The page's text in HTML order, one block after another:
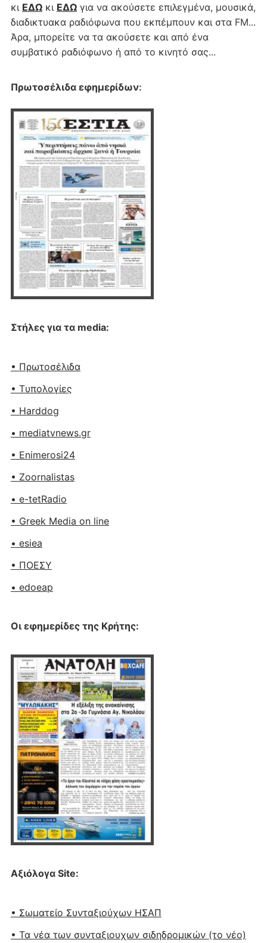
κι ΕΔΩκι ΕΔΩγια να ακούσετε επιλεγμένα, μουσικά,
διαδικτυακα ραδιόφωνα που εκπέμπουν και στα FM...
Άρα, μπορείτε να τα ακούσετε και από ένα
συμβατικό ραδιόφωνο ή από το κινητό σας...
Πρωτοσέλιδα εφημερίδων:
Στήλες για τα media:
• Πρωτοσέλιδα
• Tυπολογίες
• Harddog
• mediatvnews.gr
• Enimerosi24
• Zoornalistas
• e-tetRadio
• Greek Media on line
• esiea
• ΠΟΕΣΥ
• edoeap
Οι εφημερίδες της Κρήτης:
Αξιόλογα Site:
• Σωματείο Συνταξιούχων ΗΣΑΠ
• Τα νέα των συνταξιουχων σιδηδρομικών (το νέο)